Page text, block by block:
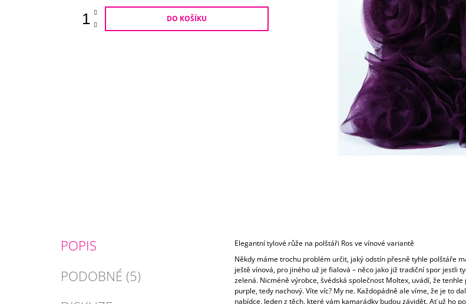
DO KOŠÍKU
POPIS
PODOBNÉ (5)
Elegantní tylové růže na polštáři Ros ve vínové variantě
Někdy máme trochu problém určit, jaký odstín přesně tyhle polštáře
ještě vínová, pro jiného už je fialová – něco jako již tradiční spor jestli
zelená. Nicméně výrobce, švédská společnost Moltex, uvádí, že tenhle
purple, tedy nachový. Víte víc? My ne. Každopádně ale víme, že je to
nabídce. Jeden z těch, které vám kamarádky budou závidět. Ať už ho